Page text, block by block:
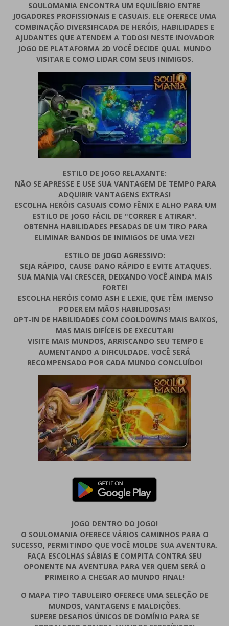
SOULOMANIA ENCONTRA UM EQUILÍBRIO ENTRE
JOGADORES PROFISSIONAIS E CASUAIS. ELE OFERECE UMA
COMBINAÇÃO DIVERSIFICADA DE HERÓIS, HABILIDADES E
AJUDANTES QUE ATENDEM A TODOS! NESTE INOVADOR
JOGO DE PLATAFORMA 2D VOCÊ DECIDE QUAL MUNDO
VISITAR E COMO LIDAR COM SEUS INIMIGOS.
ESTILO DE JOGO RELAXANTE:
NÃO SE APRESSE E USE SUA VANTAGEM DE TEMPO PARA
ADQUIRIR VANTAGENS EXTRAS!
ESCOLHA HERÓIS CASUAIS COMO FÊNIX E ALHO PARA UM
ESTILO DE JOGO FÁCIL DE "CORRER E ATIRAR".
OBTENHA HABILIDADES PESADAS DE UM TIRO PARA
ELIMINAR BANDOS DE INIMIGOS DE UMA VEZ!
ESTILO DE JOGO AGRESSIVO:
SEJA RÁPIDO, CAUSE DANO RÁPIDO E EVITE ATAQUES.
SUA MANIA VAI CRESCER, DEIXANDO VOCÊ AINDA MAIS
FORTE!
ESCOLHA HERÓIS COMO ASH E LEXIE, QUE TÊM IMENSO
PODER EM MÃOS HABILIDOSAS!
OPT-IN DE HABILIDADES COM COOLDOWNS MAIS BAIXOS,
MAS MAIS DIFÍCEIS DE EXECUTAR!
VISITE MAIS MUNDOS, ARRISCANDO SEU TEMPO E
AUMENTANDO A DIFICULDADE. VOCÊ SERÁ
RECOMPENSADO POR CADA MUNDO CONCLUÍDO!
JOGO DENTRO DO JOGO!
O SOULOMANIA OFERECE VÁRIOS CAMINHOS PARA O
SUCESSO, PERMITINDO QUE VOCÊ MOLDE SUA AVENTURA.
FAÇA ESCOLHAS SÁBIAS E COMPITA CONTRA SEU
OPONENTE NA AVENTURA PARA VER QUEM SERÁ O
PRIMEIRO A CHEGAR AO MUNDO FINAL!
O MAPA TIPO TABULEIRO OFERECE UMA SELEÇÃO DE
MUNDOS, VANTAGENS E MALDIÇÕES.
SUPERE DESAFIOS ÚNICOS DE DOMÍNIO PARA SE